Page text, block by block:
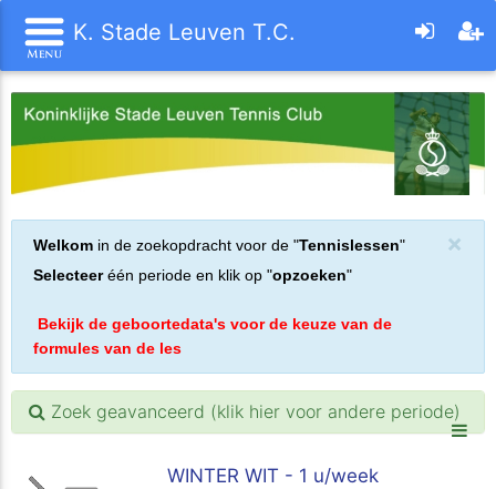
K. Stade Leuven T.C.
×
Welkomin de zoekopdracht voor de "Tennislessen"
Selecteeréén periode en klik op "opzoeken"
Bekijk de geboortedata's voor de keuze van de
formules van de les
Zoek geavanceerd (klik hier voor andere periode)
WINTER WIT - 1 u/week